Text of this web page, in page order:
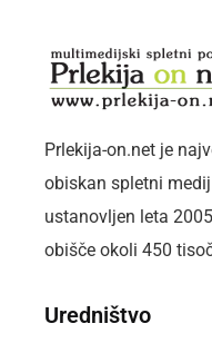
ČETRTEK, 6. AVGUST 2026
Prlekija-on.net je
obiskan spletni
ustanovljen leta
obišče okoli 450
Uredništvo